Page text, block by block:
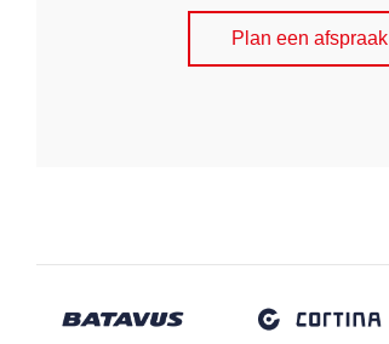
Plan een afspraak